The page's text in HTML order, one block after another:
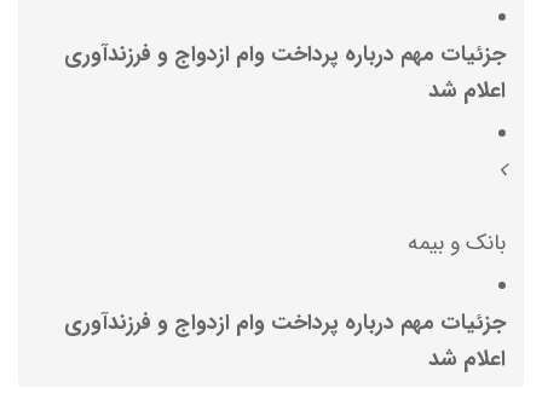
جزئیات مهم درباره پرداخت وام ازدواج و فرزندآوری
اعلام شد
بانک و بیمه
جزئیات مهم درباره پرداخت وام ازدواج و فرزندآوری
اعلام شد